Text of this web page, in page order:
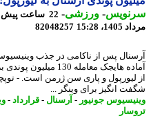
-ورزشی-
15:28
82048257
پس از ناکامی در جذب وینیسیوس
آماده هایجک معامله 130 میلیون
و پاری سن ژرمن است. - توپچی
انگیز برای وینگر ...
جونیور-آرسنال-قرارداد -